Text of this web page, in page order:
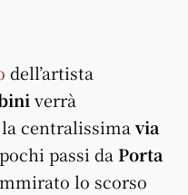
dell’artista
verrà
centralissima via
passi da Porta
lo scorso